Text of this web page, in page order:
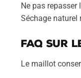
Ne pas repasser
Séchage naturel
FAQ sur
Le maillot